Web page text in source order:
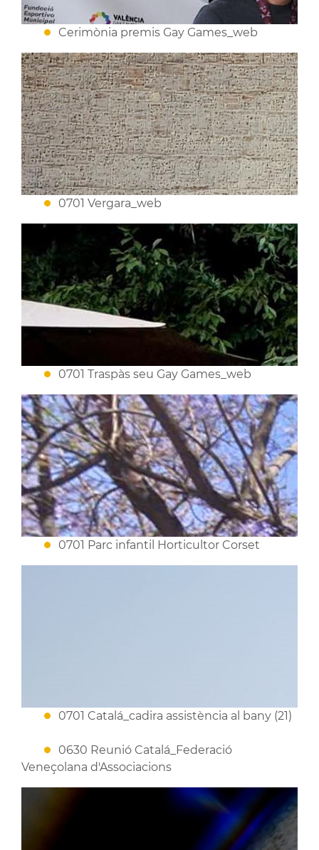
Cerimònia premis Gay Games_web
0701 Vergara_web
0701 Traspàs seu Gay Games_web
0701 Parc infantil Horticultor Corset
0701 Catalá_cadira assistència al bany (21)
0630 Reunió Catalá_Federació
Veneçolana d'Associacions